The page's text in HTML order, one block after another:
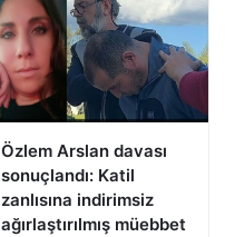
Özlem Arslan davası
sonuçlandı: Katil
zanlısına indirimsiz
ağırlaştırılmış müebbet